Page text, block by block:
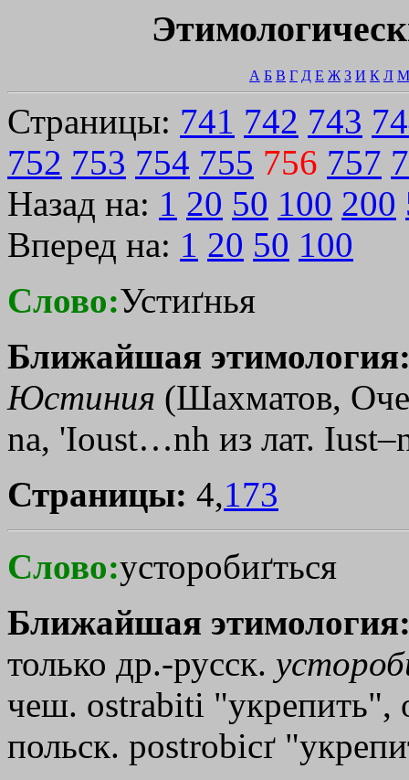
А Б В Г Д Е Ж З И К Л М
Страницы: 741 742 743
752 753 754 755 756 757
Назад на: 1 20 50 100 200
Вперед на: 1 20 50 100
Слово:Устиґнья
Ближайшая
Юстиния (Шахматов,
na, 'Ioust…nh из лат.
Страницы: 4,173
Слово:усторобиґться
Ближайшая
только др.-русск.
чеш. ostrabiti "укрепить",
польск. postrobicґ